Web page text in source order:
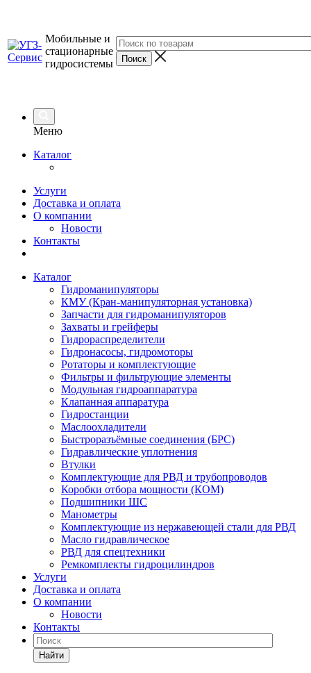
Мобильные и
стационарные
гидросистемы
Меню
Каталог
Услуги
Доставка и оплата
О компании
Новости
Контакты
Каталог
Гидроманипуляторы
КМУ (Кран-манипуляторная установка)
Запчасти для гидроманипуляторов
Захваты и грейферы
Гидрораспределители
Гидронасосы, гидромоторы
Ротаторы и комплектующие
Фильтры и фильтрующие элементы
Модульная гидроаппаратура
Клапанная аппаратура
Гидростанции
Маслоохладители
Быстроразъёмные соединения (БРС)
Гидравлические уплотнения
Втулки
Комплектующие для РВД и трубопроводов
Коробки отбора мощности (КОМ)
Подшипники ШС
Манометры
Комплектующие из нержавеющей стали для РВД
Масло гидравлическое
РВД для спецтехники
Ремкомплекты гидроцилиндров
Услуги
Доставка и оплата
О компании
Новости
Контакты
Найти